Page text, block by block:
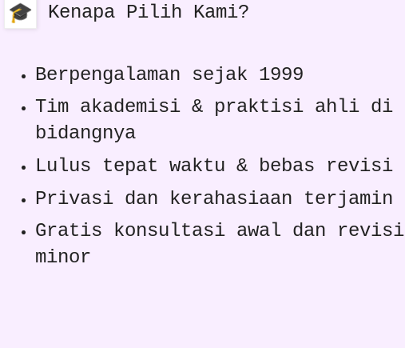
Kenapa Pilih Kami?
Berpengalaman sejak 1999
Tim akademisi & praktisi ahli di
bidangnya
Lulus tepat waktu & bebas revisi
Privasi dan kerahasiaan terjamin
Gratis konsultasi awal dan revisi
minor